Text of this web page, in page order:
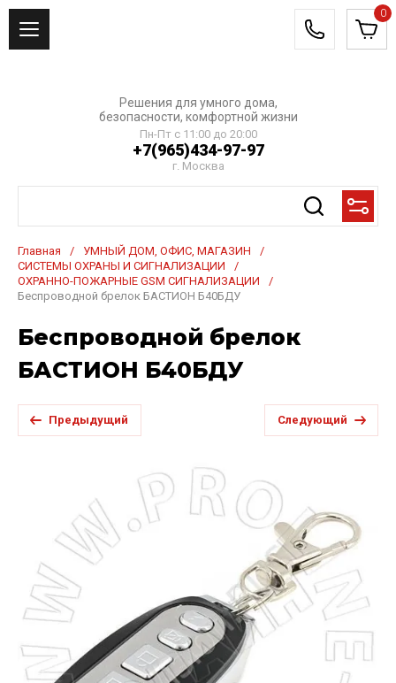
0
Решения для умного дома,
безопасности, комфортной жизни
Пн-Пт с 11:00 до 20:00
+7(965)434-97-97
г. Москва
Главная / УМНЫЙ ДОМ, ОФИС, МАГАЗИН
/
СИСТЕМЫ ОХРАНЫ И СИГНАЛИЗАЦИИ
/
ОХРАННО-ПОЖАРНЫЕ GSM СИГНАЛИЗАЦИИ
/
Беспроводной брелок БАСТИОН Б40БДУ
Беспроводной брелок
БАСТИОН Б40БДУ
Предыдущий Следующий